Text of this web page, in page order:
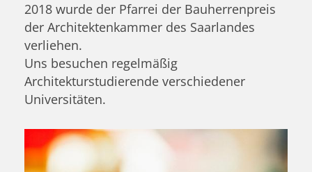
2018 wurde der Pfarrei der Bauherrenpreis
der Architektenkammer des Saarlandes
verliehen.
Uns besuchen regelmäßig
Architekturstudierende verschiedener
Universitäten.